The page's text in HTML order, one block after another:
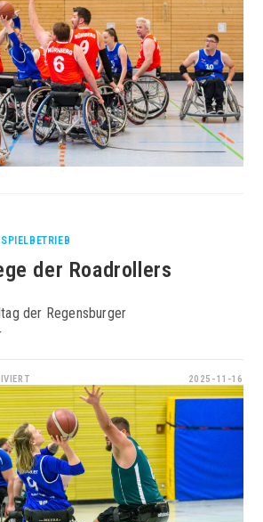
SPIELBETRIEB
der Roadrollers
der Regensburger
FÜR
ZWEI
HEIMSIEGE
DER
ROADROLLERS
2025-11-16